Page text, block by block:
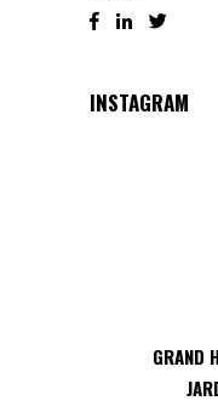
INSTAGRAM
GRAND